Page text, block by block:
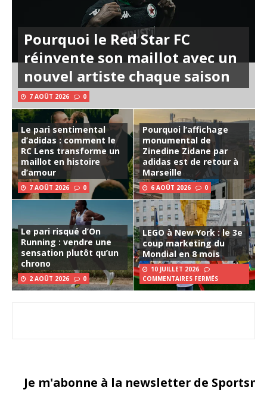
Pourquoi le Red Star FC
réinvente son maillot avec un
nouvel artiste chaque saison
7 AOÛT 2026 0
Le pari sentimental
d’adidas : comment le
RC Lens transforme un
maillot en histoire
d’amour
7 AOÛT 2026 0
Pourquoi l’affichage
monumental de
Zinedine Zidane par
adidas est de retour à
Marseille
6 AOÛT 2026 0
Le pari risqué d’On
Running : vendre une
sensation plutôt qu’un
chrono
2 AOÛT 2026 0
LEGO à New York : le 3e
coup marketing du
Mondial en 8 mois
10 JUILLET 2026
COMMENTAIRES FERMÉS
Je m'abonne à la newsletter de